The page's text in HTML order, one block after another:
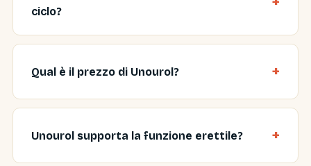
ciclo?
Qual è il prezzo di Unourol?
Unourol supporta la funzione erettile?